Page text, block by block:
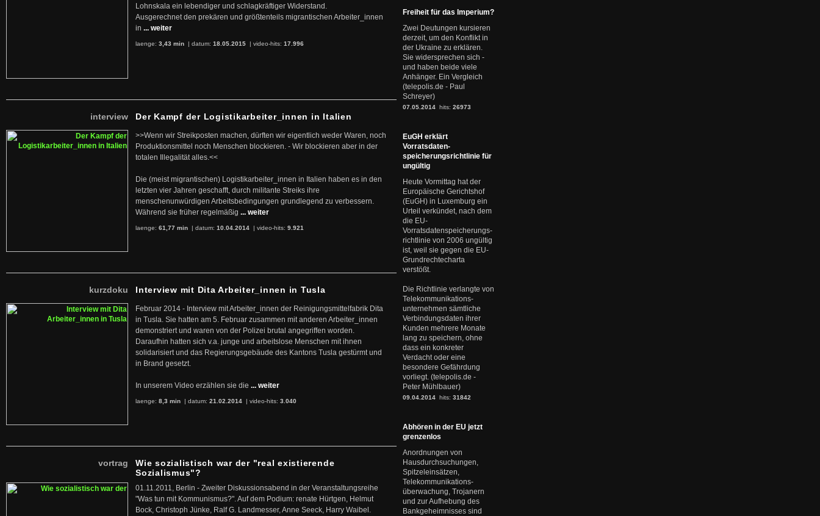
Lohnskala ein lebendiger und schlagkräftiger Widerstand.
Ausgerechnet den prekären und größtenteils migrantischen Arbeiter_innen
in ... weiter
laenge: 3,43 min | datum: 18.05.2015 | video-hits: 17.996
interview Der Kampf der Logistikarbeiter_innen in Italien
>>Wenn wir Streikposten machen, dürften wir eigentlich weder Waren, noch
Produktionsmittel noch Menschen blockieren. - Wir blockieren aber in der
totalen Illegalität alles.<<
Die (meist migrantischen) Logistikarbeiter_innen in Italien haben es in den
letzten vier Jahren geschafft, durch militante Streiks ihre
menschenunwürdigen Arbeitsbedingungen grundlegend zu verbessern.
Während sie früher regelmäßig ... weiter
laenge: 61,77 min | datum: 10.04.2014 | video-hits: 9.921
kurzdoku Interview mit Dita Arbeiter_innen in Tusla
Februar 2014 - Interview mit Arbeiter_innen der Reinigungsmittelfabrik Dita
in Tusla. Sie hatten am 5. Februar zusammen mit anderen Arbeiter_innen
demonstriert und waren von der Polizei brutal angegriffen worden.
Daraufhin hatten sich v.a. junge und arbeitslose Menschen mit ihnen
solidarisiert und das Regierungsgebäude des Kantons Tusla gestürmt und
in Brand gesetzt.
In unserem Video erzählen sie die ... weiter
laenge: 8,3 min | datum: 21.02.2014 | video-hits: 3.040
vortrag
Wie sozialistisch war der "real existierende
Sozialismus"?
01.11.2011, Berlin - Zweiter Diskussionsabend in der Veranstaltungsreihe
"Was tun mit Kommunismus?". Auf dem Podium: renate Hürtgen, Helmut
Bock, Christoph Jünke, Ralf G. Landmesser, Anne Seeck, Harry Waibel.
Freiheit für das Imperium?
Zwei Deutungen kursieren
derzeit, um den Konflikt in
der Ukraine zu erklären.
Sie widersprechen sich -
und haben beide viele
Anhänger. Ein Vergleich
(telepolis.de - Paul
Schreyer)
07.05.2014 hits: 26973
EuGH erklärt
Vorratsdaten-
speicherungsrichtlinie für
ungültig
Heute Vormittag hat der
Europäische Gerichtshof
(EuGH) in Luxemburg ein
Urteil verkündet, nach dem
die EU-
Vorratsdatenspeicherungs-
richtlinie von 2006 ungültig
ist, weil sie gegen die EU-
Grundrechtecharta
verstößt.
Die Richtlinie verlangte von
Telekommunikations-
unternehmen sämtliche
Verbindungsdaten ihrer
Kunden mehrere Monate
lang zu speichern, ohne
dass ein konkreter
Verdacht oder eine
besondere Gefährdung
vorliegt. (telepolis.de -
Peter Mühlbauer)
09.04.2014 hits: 31842
Abhören in der EU jetzt
grenzenlos
Anordnungen von
Hausdurchsuchungen,
Spitzeleinsätzen,
Telekommunikations-
überwachung, Trojanern
und zur Aufhebung des
Bankgeheimnisses sind